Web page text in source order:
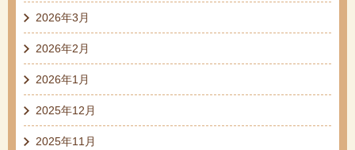
2026年3月
2026年2月
2026年1月
2025年12月
2025年11月